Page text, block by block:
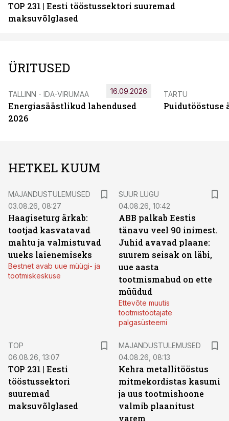
TOP 231 | Eesti tööstussektori suuremad
maksuvõlglased
ÜRITUSED
TALLINN - IDA-VIRUMAA
Energiasäästlikud lahendused
2026
16.09.2026 TARTU
Puidutööstuse
HETKEL KUUM
MAJANDUSTULEMUSED
03.08.26, 08:27
Haagiseturg ärkab:
tootjad kasvatavad
mahtu ja valmistuvad
uueks laienemiseks
Bestnet avab uue müügi- ja
tootmiskeskuse
SUUR LUGU
04.08.26, 10:42
ABB palkab Eestis
tänavu veel 90 inimest.
Juhid avavad plaane:
suurem seisak on läbi,
uue aasta
tootmismahud on ette
müüdud
Ettevõte muutis
tootmistöötajate
palgasüsteemi
TOP
06.08.26, 13:07
TOP 231 | Eesti
tööstussektori
suuremad
maksuvõlglased
MAJANDUSTULEMUSED
04.08.26, 08:13
Kehra metallitööstus
mitmekordistas kasumi
ja uus tootmishoone
valmib plaanitust
varem